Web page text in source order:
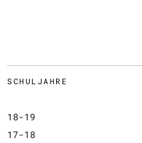
SCHULJAHRE
18-19
17-18